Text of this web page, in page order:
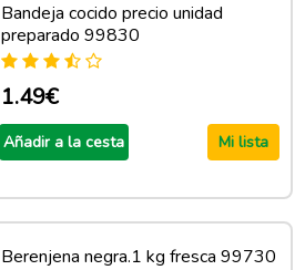
Bandeja cocido precio unidad
preparado 99830
1.49€
Añadir a la cesta Mi lista
Berenjena negra.1 kg fresca 99730